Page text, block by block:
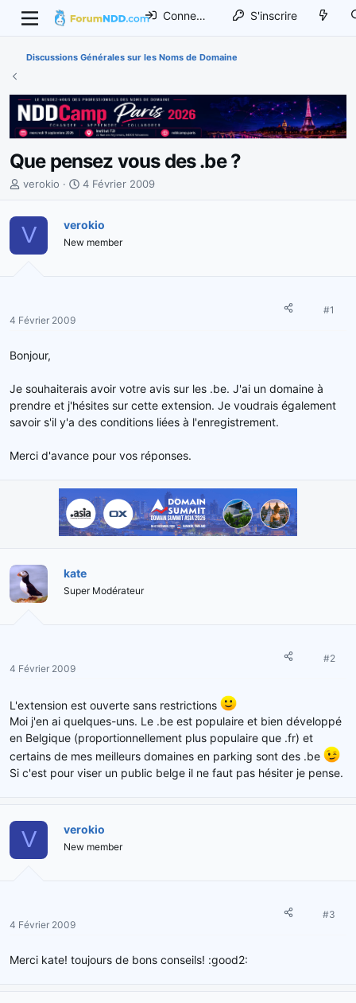
Connexion S'inscrire
Discussions Générales sur les Noms de Domaine
Que pensez vous des .be ?
I
i
t
r
e
a
d
i
c
verokio
D
e
d
4 Février 2009
V verokio
New member
4 Février 2009
#1
Bonjour,
Je souhaiterais avoir votre avis sur les .be. J'ai un domaine à
prendre et j'hésites sur cette extension. Je voudrais également
savoir s'il y'a des conditions liées à l'enregistrement.
Merci d'avance pour vos réponses.
kate
Super Modérateur
4 Février 2009
#2
L'extension est ouverte sans restrictions
Moi j'en ai quelques-uns. Le .be est populaire et bien développé
en Belgique (proportionnellement plus populaire que .fr) et
certains de mes meilleurs domaines en parking sont des .be
Si c'est pour viser un public belge il ne faut pas hésiter je pense.
V verokio
New member
4 Février 2009
#3
Merci kate! toujours de bons conseils! :good2: